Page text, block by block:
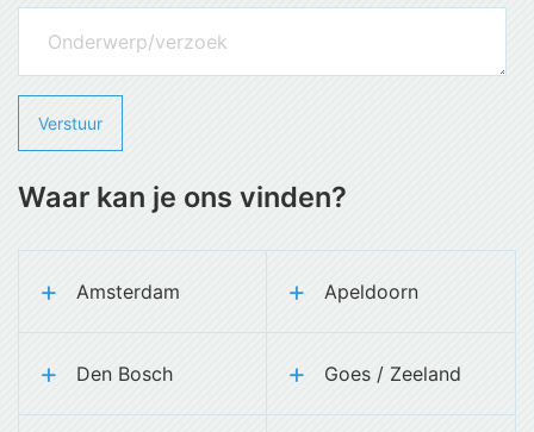
Waar kan je ons vinden?
Amsterdam Apeldoorn
Den Bosch Goes / Zeeland